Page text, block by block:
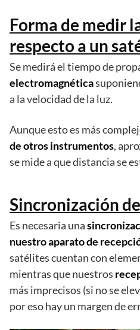
Forma de medir
respecto a un
Se medirá el tiempo de
electromagnética
a la velocidad de la luz.
Aunque esto es más
de otros instrumentos,
se mide a que distancia se
Sincronización
Es necesaria una
nuestro aparato de
satélites cuentan con
mientras que nuestros
más imprecisos (si no se
por eso hay un margen de